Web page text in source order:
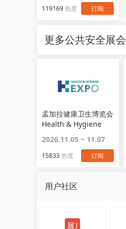
119169热度 订阅
更多公共安全展会
孟加拉健康卫生博览会
Health & Hygiene
2026.11.05 ~ 11.07
15833热度 订阅
用户社区